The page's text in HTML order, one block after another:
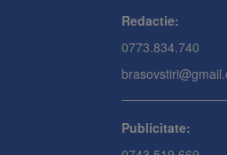
Redactie:
0773.834.740
Publicitate: